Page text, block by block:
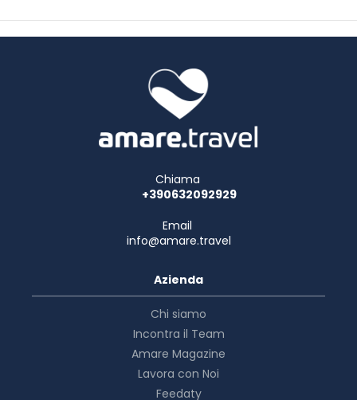
Chiama
+390632092929
Email
info@amare.travel
Azienda
Chi siamo
Incontra il Team
Amare Magazine
Lavora con Noi
Feedaty